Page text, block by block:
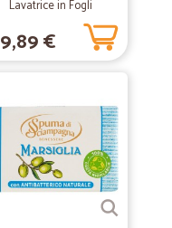
Lavatrice in Fogli
Universale 20 pz
9,89 €